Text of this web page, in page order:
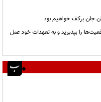
جان برکف خواهیم بود
را بپذیرید و به تعهدات خود عمل